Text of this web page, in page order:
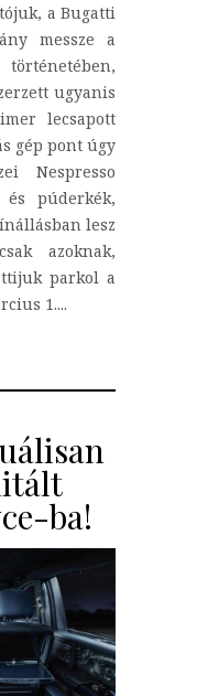
a Bugatti
messze a
ugyanis
lecsapott
gép pont úgy
Nespresso
púderkék,
lesz
azoknak,
parkol a
1....
ba!